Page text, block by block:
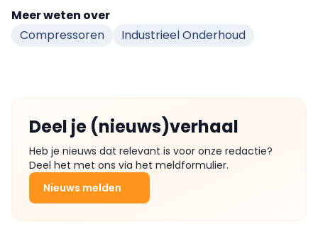
Meer weten over
Compressoren
Industrieel Onderhoud
Deel je (nieuws)verhaal
Heb je nieuws dat relevant is voor onze redactie?
Deel het met ons via het meldformulier.
Nieuws melden